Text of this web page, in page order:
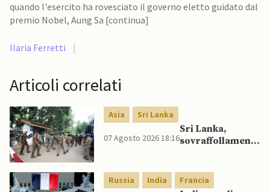
quando l'esercito ha rovesciato il governo eletto guidato dal
premio Nobel, Aung Sa [continua]
Ilaria Ferretti |
Articoli correlati
Asia Sri Lanka
07 Agosto 2026 18:16
Sri Lanka,
sovraffollamento
portando a
nuove rivolte: 3
Russia India Francia